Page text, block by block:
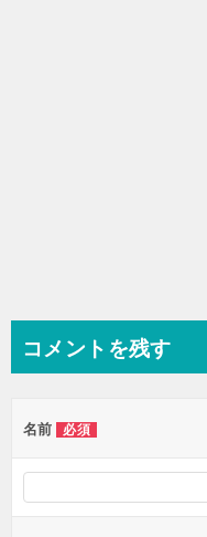
コメントを残す
名前 必須